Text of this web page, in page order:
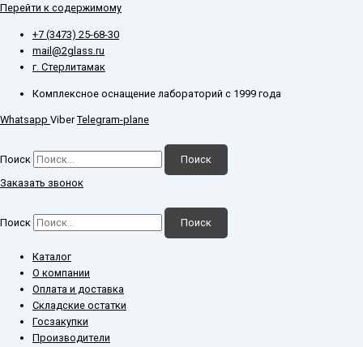
Перейти к содержимому
+7 (3473) 25-68-30
mail@2glass.ru
г. Стерлитамак
Комплексное оснащение лабораторий с 1999 года
Whatsapp Viber Telegram-plane
Поиск
Поиск
Заказать звонок
Поиск Поиск
Каталог
О компании
Оплата и доставка
Складские остатки
Госзакупки
Производители